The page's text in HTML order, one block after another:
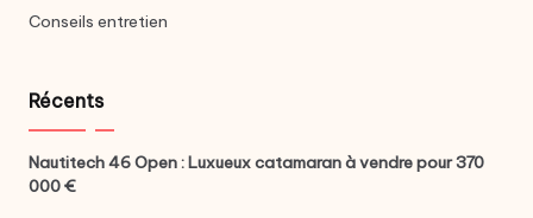
Conseils entretien
Récents
Nautitech 46 Open : Luxueux catamaran à vendre pour 370
000 €